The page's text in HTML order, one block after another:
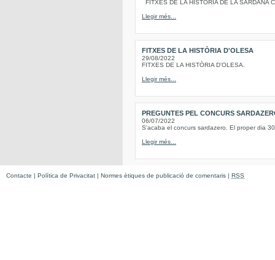
FITXES DE LA HISTÒRIA DE LA
Llegir més...
FITXES DE LA HISTÒRIA D'OLESA
29/08/2022
FITXES DE LA HISTÒRIA D’OLESA.
Llegir més...
PREGUNTES PEL CONCURS
06/07/2022
S'acaba el concurs sardazero. El proper dia
Llegir més...
Contacte | Política de Privacitat | Normes ètiques de publicació de comentaris | RSS